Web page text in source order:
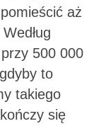
aż
500 000
to
takiego
się